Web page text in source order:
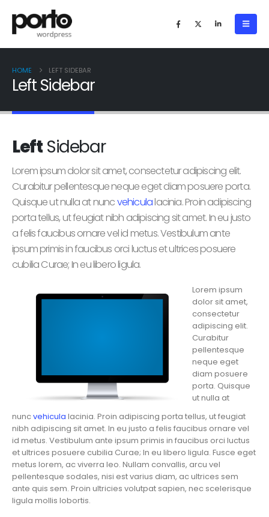
HOME LEFT SIDEBAR
Left Sidebar
Left Sidebar
Lorem ipsum dolor sit amet, consectetur adipiscing elit.
Curabitur pellentesque neque eget diam posuere porta.
Quisque ut nulla at nuncvehiculalacinia. Proin adipiscing
porta tellus, ut feugiat nibh adipiscing sit amet. In eu justo
a felis faucibus ornare vel id metus. Vestibulum ante
ipsum primis in faucibus orci luctus et ultrices posuere
cubilia Curae; In eu libero ligula.
Lorem ipsum
dolor sit amet,
consectetur
adipiscing elit.
Curabitur
pellentesque
neque eget
diam posuere
porta. Quisque
ut nulla at
nuncvehicula lacinia. Proin adipiscing porta tellus, ut feugiat
nibh adipiscing sit amet. In eu justo a felis faucibus ornare vel
id metus. Vestibulum ante ipsum primis in faucibus orci luctus
et ultrices posuere cubilia Curae; In eu libero ligula. Fusce eget
metus lorem, ac viverra leo. Nullam convallis, arcu vel
pellentesque sodales, nisi est varius diam, ac ultrices sem
ante quis sem. Proin ultricies volutpat sapien, nec scelerisque
ligula mollis lobortis.